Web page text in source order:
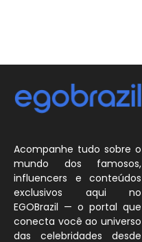
Acompanhe tudo sobre o
mundo dos famosos,
influencers e conteúdos
exclusivos aqui no
EGOBrazil — o portal que
conecta você ao universo
das celebridades desde